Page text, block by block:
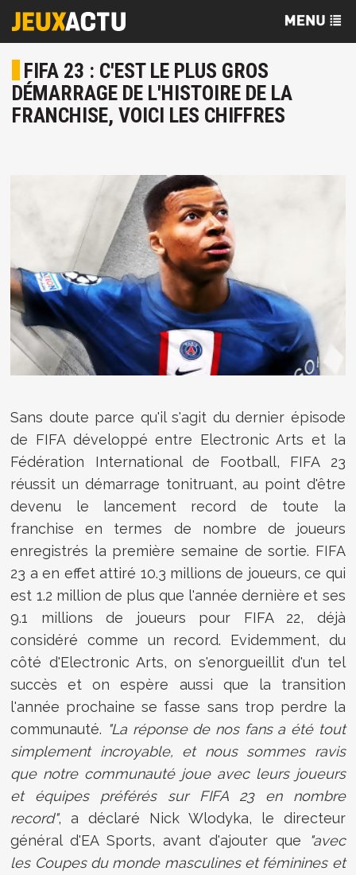
FIFA 23 : C'EST LE PLUS GROS
DÉMARRAGE DE L'HISTOIRE DE LA
FRANCHISE, VOICI LES CHIFFRES
Sans doute parce qu'il s'agit du dernier épisode
de FIFA développé entre Electronic Arts et la
Fédération International de Football, FIFA 23
réussit un démarrage tonitruant, au point d'être
devenu le lancement record de toute la
franchise en termes de nombre de joueurs
enregistrés la première semaine de sortie. FIFA
23 a en effet attiré 10.3 millions de joueurs, ce qui
est 1.2 million de plus que l'année dernière et ses
9.1 millions de joueurs pour FIFA 22, déjà
considéré comme un record. Evidemment, du
côté d'Electronic Arts, on s'enorgueillit d'un tel
succès et on espère aussi que la transition
l'année prochaine se fasse sans trop perdre la
communauté. "La réponse de nos fans a été tout
simplement incroyable, et nous sommes ravis
que notre communauté joue avec leurs joueurs
et équipes préférés sur FIFA 23 en nombre
record", a déclaré Nick Wlodyka, le directeur
général d'EA Sports, avant d'ajouter que
"avec
les Coupes du monde masculines et féminines et